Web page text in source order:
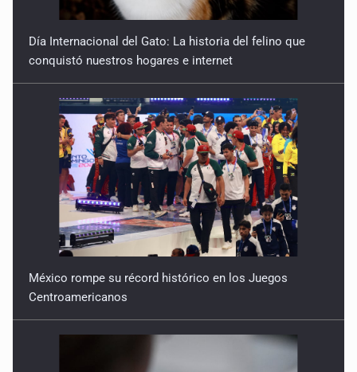
Día Internacional del Gato: La historia del felino que
conquistó nuestros hogares e internet
México rompe su récord histórico en los Juegos
Centroamericanos